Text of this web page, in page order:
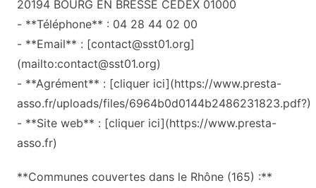
20194 BOURG EN BRESSE CEDEX 01000
- **Téléphone** : 04 28 44 02 00
- **Email** : [contact@sst01.org]
(mailto:contact@sst01.org)
- **Agrément** : [cliquer ici](https://www.presta-
asso.fr/uploads/files/6964b0d0144b2486231823.pdf?)
- **Site web** : [cliquer ici](https://www.presta-
asso.fr)
**Communes couvertes dans le Rhône (165) :**